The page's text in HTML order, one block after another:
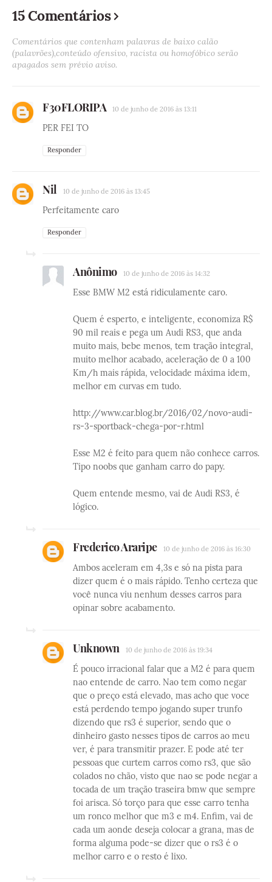
15 Comentários
Comentários que contenham palavras de baixo calão
(palavrões),conteúdo ofensivo, racista ou homofóbico serão
apagados sem prévio aviso.
F30FLORIPA 10 de junho de 2016 às 13:11
PER FEI TO
Responder
Nil 10 de junho de 2016 às 13:45
Perfeitamente caro
Responder
Anônimo 10 de junho de 2016 às 14:32
Esse BMW M2 está ridiculamente caro.
Quem é esperto, e inteligente, economiza R$
90 mil reais e pega um Audi RS3, que anda
muito mais, bebe menos, tem tração integral,
muito melhor acabado, aceleração de 0 a 100
Km/h mais rápida, velocidade máxima idem,
melhor em curvas em tudo.
http://www.car.blog.br/2016/02/novo-audi-
rs-3-sportback-chega-por-r.html
Esse M2 é feito para quem não conhece carros.
Tipo noobs que ganham carro do papy.
Quem entende mesmo, vai de Audi RS3, é
lógico.
Frederico Araripe 10 de junho de 2016 às 16:30
Ambos aceleram em 4,3s e só na pista para
dizer quem é o mais rápido. Tenho certeza que
você nunca viu nenhum desses carros para
opinar sobre acabamento.
Unknown 10 de junho de 2016 às 19:34
É pouco irracional falar que a M2 é para quem
nao entende de carro. Nao tem como negar
que o preço está elevado, mas acho que voce
está perdendo tempo jogando super trunfo
dizendo que rs3 é superior, sendo que o
dinheiro gasto nesses tipos de carros ao meu
ver, é para transmitir prazer. E pode até ter
pessoas que curtem carros como rs3, que são
colados no chão, visto que nao se pode negar a
tocada de um tração traseira bmw que sempre
foi arisca. Só torço para que esse carro tenha
um ronco melhor que m3 e m4. Enfim, vai de
cada um aonde deseja colocar a grana, mas de
forma alguma pode-se dizer que o rs3 é o
melhor carro e o resto é lixo.